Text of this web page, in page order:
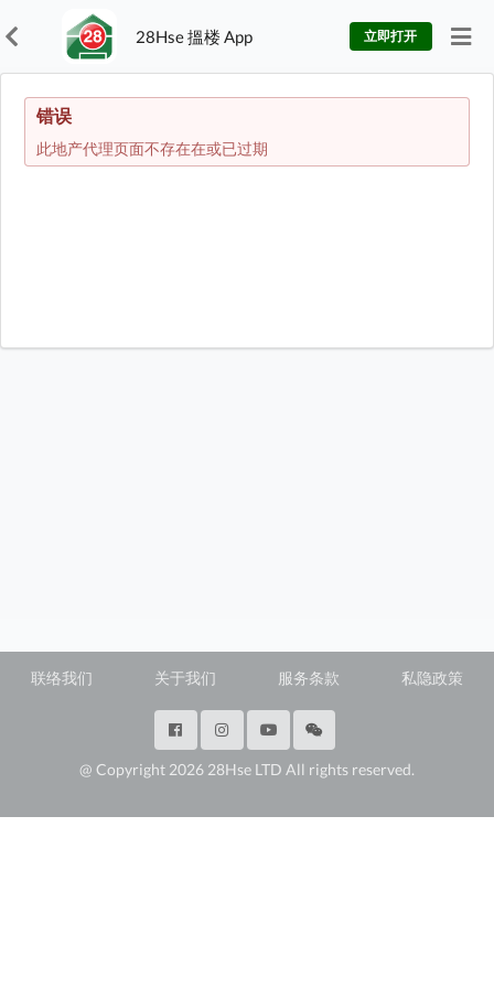
28Hse 搵楼 App 立即打开
错误
此地产代理页面不存在在或已过期
联络我们 关于我们 服务条款 私隐政策
@ Copyright 2026 28Hse LTD All rights reserved.